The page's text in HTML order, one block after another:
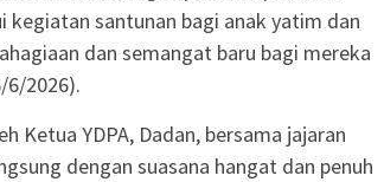
kegiatan santunan bagi anak yatim dan
dan semangat baru bagi mereka
6/2026).
Ketua YDPA, Dadan, bersama jajaran
dengan suasana hangat dan penuh